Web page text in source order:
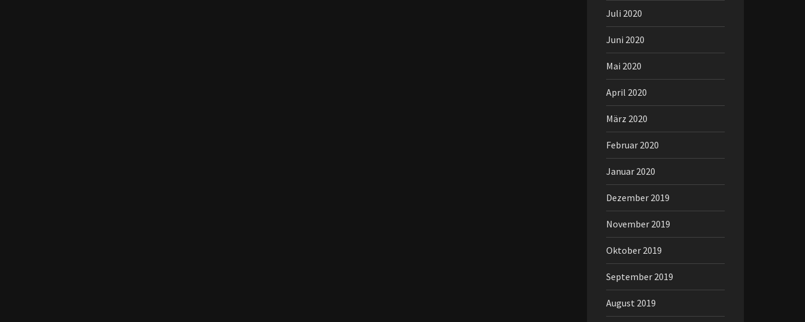
Juli 2020
Juni 2020
Mai 2020
April 2020
März 2020
Februar 2020
Januar 2020
Dezember 2019
November 2019
Oktober 2019
September 2019
August 2019